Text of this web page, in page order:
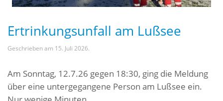
Ertrinkungsunfall am Lußsee
Geschrieben am 15. Juli 2026.
Am Sonntag, 12.7.26 gegen 18:30, ging die Meldung
über eine untergegangene Person am Lußsee ein.